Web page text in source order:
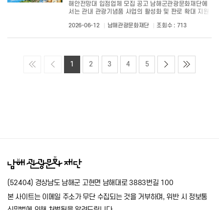
해안전망대 입점업체 모집 공고 남해군관광문화재단에
서는 관내 관광기념품 사업의 활성화 및 판로 확대 지원
남해 관광기념품 납품을 희망하는 사업체의 많은 관심과
2026-06-12 남해관광문화재단 조회수 : 713
1 2 3 4 5
(52404) 경상남도 남해군 고현면 남해대로 3883번길 100
본 사이트는 이메일 주소가 무단 수집되는 것을 거부하며, 위반 시 정보통